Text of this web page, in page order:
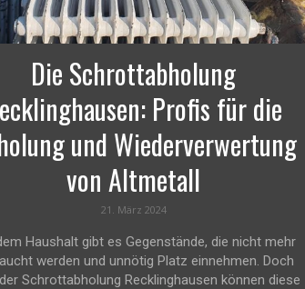
Die Schrottabholung
Profis für die
und Wiederverwertung
von Altmetall
21. März 2024
Haushalt gibt es Gegenstände, die nicht mehr
werden und unnötig Platz einnehmen. Doch
Schrottabholung Recklinghausen können diese